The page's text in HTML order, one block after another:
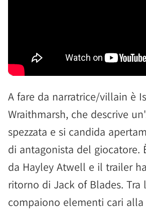
A fare da narratrice/villain è
Wraithmarsh, che descrive un'
spezzata e si candida
di antagonista del giocatore.
da Hayley Atwell e il trailer
ritorno di Jack of Blades. Tra
compaiono elementi cari alla